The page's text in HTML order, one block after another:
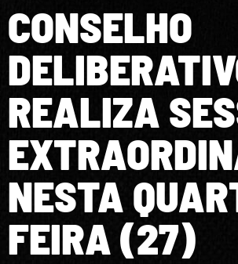
CONSELHO
REALIZA
NESTA
FEIRA (27)